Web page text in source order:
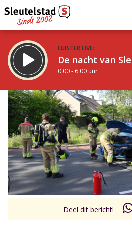
LUISTER LIVE:
De nacht van
0.00 - 6.00 uur
STRAKS:
De ochtend van Sleutelstad
6.00 - 12.00 uur
Vorig uur
uur 1 van 0
Inklappen
Deel dit bericht!